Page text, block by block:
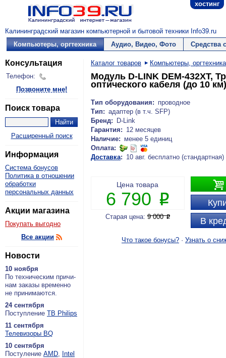
хостинг
Калининградский магазин компьютерной и бытовой техники Info39.ru
Компьютеры, оргтехника
Аудио, Видео, Фото Средства
Консультация
Телефон:
Позвоните мне!
Поиск товара
Расширенный поиск
Информация
Система бонусов
Политика в отношении
обработки
персональных данных
Акции магазина
Покупать выгодно
Все акции
Новости
10 ноября
По тех­ни­че­ским при­чи­
нам за­ка­зы вре­мен­но
не при­ни­ма­ют­ся.
24 сентября
По­ступ­ле­ние ТВ Philips
11 сентября
Теле­ви­зо­ры BQ
10 сентября
По­сту­ле­ние AMD, Intel
Каталог товаров Компьютеры, оргтехника
Модуль D-LINK DEM-432XT,
оптического кабеля (до 10 км)
Тип оборудования: проводное
Тип: адаптер (в т.ч. SFP)
Бренд:
D-Link
Гарантия: 12 месяцев
Наличие: менее 5 единиц
Оплата:
Доставка: 10 авг. бесплатно (стандартная)

В
Цена товара
6 790 P
Старая цена: 9 000P
Что такое бонусы? · Узнать о